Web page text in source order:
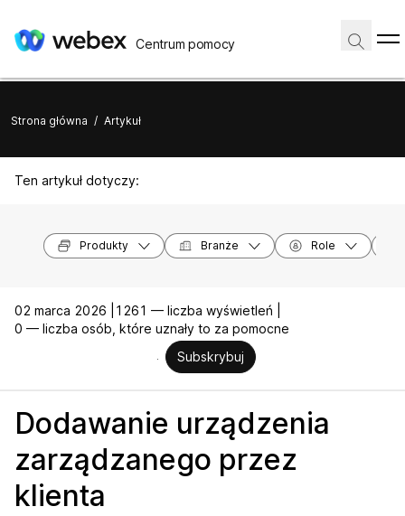
Centrum pomocy
Strona główna / Artykuł
Ten artykuł dotyczy:
Produkty Branże Role
02 marca 2026 |
1261 — liczba wyświetleń |
0 — liczba osób, które uznały to za pomocne
Subskrybuj
Dodawanie urządzenia
zarządzanego przez
klienta